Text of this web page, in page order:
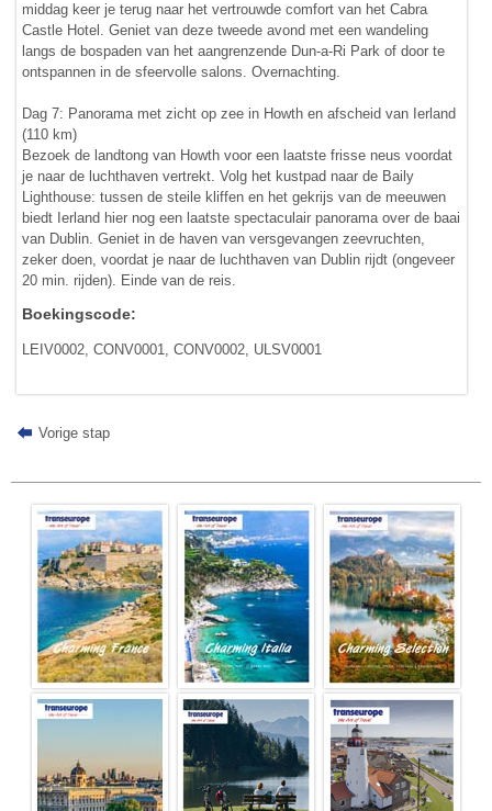
middag keer je terug naar het vertrouwde comfort van het Cabra
Castle Hotel. Geniet van deze tweede avond met een wandeling
langs de bospaden van het aangrenzende Dun-a-Ri Park of door te
ontspannen in de sfeervolle salons. Overnachting.
Dag 7: Panorama met zicht op zee in Howth en afscheid van Ierland
(110 km)
Bezoek de landtong van Howth voor een laatste frisse neus voordat
je naar de luchthaven vertrekt. Volg het kustpad naar de Baily
Lighthouse: tussen de steile kliffen en het gekrijs van de meeuwen
biedt Ierland hier nog een laatste spectaculair panorama over de baai
van Dublin. Geniet in de haven van versgevangen zeevruchten,
zeker doen, voordat je naar de luchthaven van Dublin rijdt (ongeveer
20 min. rijden). Einde van de reis.
Boekingscode:
LEIV0002, CONV0001, CONV0002, ULSV0001
Vorige stap